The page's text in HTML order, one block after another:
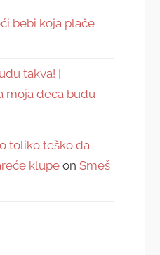
bebi koja plače
takva! |
moja deca budu
toliko teško da
klupe on Smeš